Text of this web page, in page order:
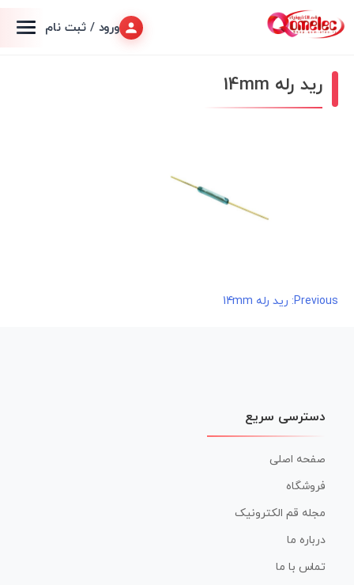
ورود / ثبت نام
رید رله 14mm
راهبری
Previous: رید رله 14mm
دسترسی سریع
صفحه اصلی
فروشگاه
مجله قم الکترونیک
درباره ما
تماس با ما